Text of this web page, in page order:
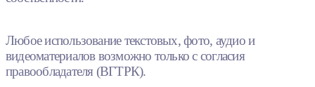
Любое использование текстовых, фото, аудио и
видеоматериалов возможно только с согласия
правообладателя (ВГТРК).